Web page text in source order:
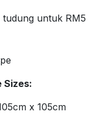
tudung untuk RM5
Sizes:
x 105cm